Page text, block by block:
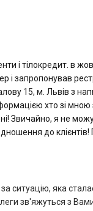
і тілокредит. в
і запропонував
15, м. Львів з
хто зі мною
Звичайно, я не
до
ситуацію, яка
зв'яжуться з